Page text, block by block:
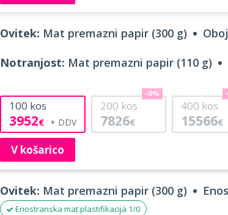
Ovitek: Mat premazni papir (300 g)
Notranjost: Mat premazni papir (110 g)
100 kos
3952€
200 kos
7826€
-0%
400 kos
15566€
V košarico
Ovitek: Mat premazni papir (300 g)
Enostranska mat plastifikacija 1/0